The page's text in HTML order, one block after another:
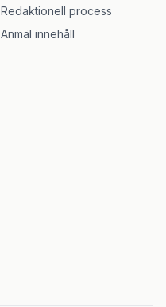
Redaktionell process
Anmäl innehåll